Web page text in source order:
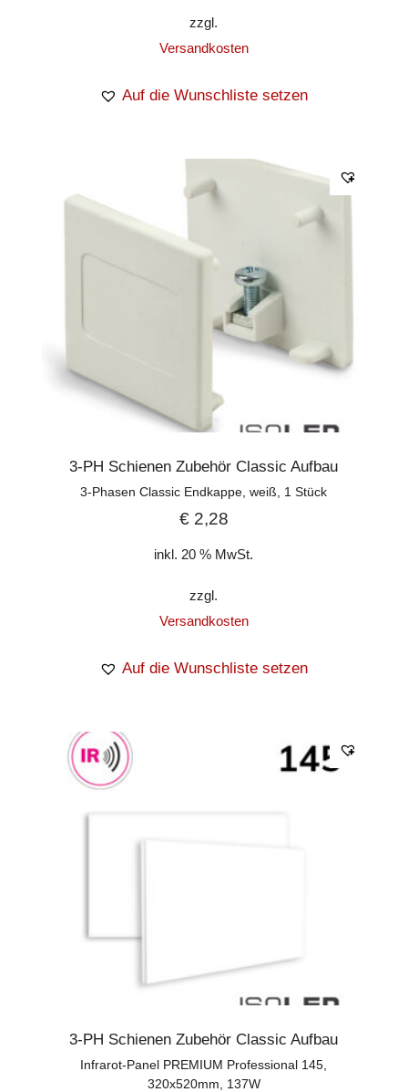
zzgl.
Versandkosten
Auf die Wunschliste setzen
3-PH Schienen Zubehör Classic Aufbau
3-Phasen Classic Endkappe, weiß, 1 Stück
€2,28
inkl. 20 % MwSt.
zzgl.
Versandkosten
Auf die Wunschliste setzen
3-PH Schienen Zubehör Classic Aufbau
Infrarot-Panel PREMIUM Professional 145,
320x520mm, 137W